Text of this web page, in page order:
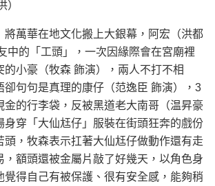
）
將萬華在地文化搬上大銀幕，阿宏（洪都
中的「工頭」，一次因緣際會在宮廟裡
的小豪（牧森 飾演），兩人不打不相
卻句句是真理的康仔（范逸臣 飾演），3
金的行李袋，反被黑道老大南哥（温昇豪
身穿「大仙尪仔」服裝在街頭狂奔的戲份
頭，牧森表示扛著大仙尪仔做動作還有走
，額頭還被金屬片敲了好幾天，以角色身
覺得自己有被保護、很有安全感，能夠稍